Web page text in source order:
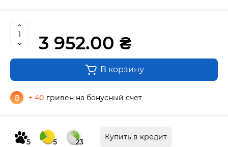
3 952.00 ₴
В корзину
+ 40 гривен на бонусный счет
5 5 23
Купить в кредит